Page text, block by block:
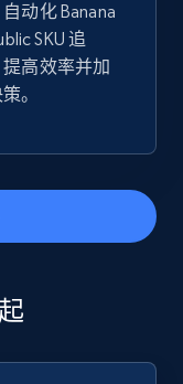
Seller rating,
and
and
动化 Banana
SKU 追
提高效率并加
。